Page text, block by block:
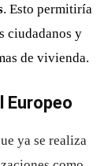
. Esto permitiría
ciudadanos y
de vivienda.
Europeo
ya se realiza